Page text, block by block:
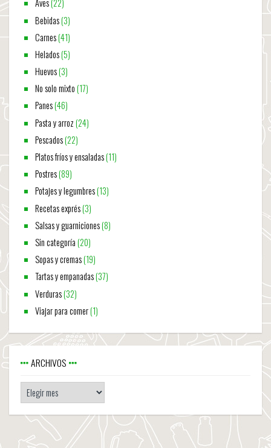
Aves(22)
Bebidas(3)
Carnes(41)
Helados(5)
Huevos(3)
No solo mixto(17)
Panes(46)
Pasta y arroz(24)
Pescados(22)
Platos fríos y ensaladas(11)
Postres(89)
Potajes y legumbres(13)
Recetas exprés(3)
Salsas y guarniciones(8)
Sin categoría(20)
Sopas y cremas(19)
Tartas y empanadas(37)
Verduras(32)
Viajar para comer(1)
ARCHIVOS